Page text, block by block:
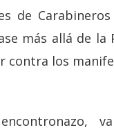
de
más allá de la
contra los